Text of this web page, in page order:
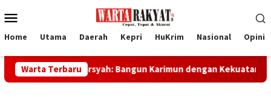
ke
Mobile
Home Utama Daerah Kepri HuKrim Nasional Opini
Warta TerbaruBangun Karimun dengan Kekuatan Spiritual